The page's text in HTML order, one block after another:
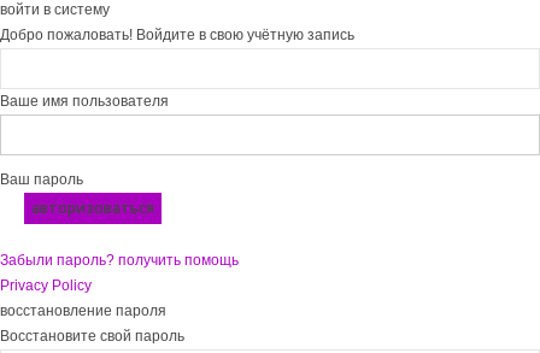
войти в систему
Добро пожаловать! Войдите в свою учётную запись
Ваше имя пользователя
Ваш пароль
Забыли пароль? получить помощь
Privacy Policy
восстановление пароля
Восстановите свой пароль